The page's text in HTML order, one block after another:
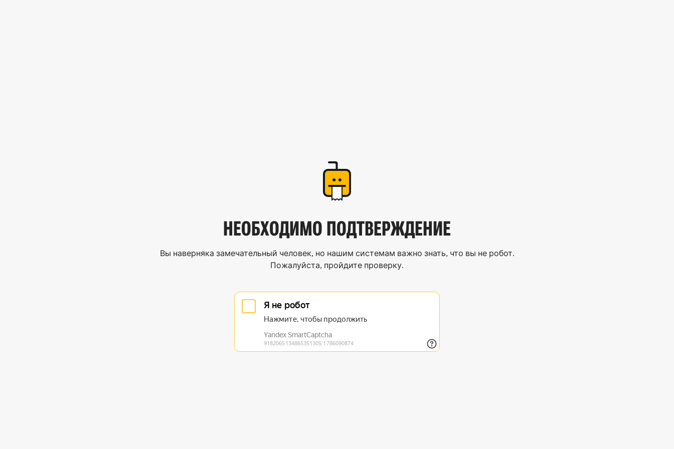
НЕОБХОДИМО ПОДТВЕРЖДЕНИЕ
Вы наверняка замечательный человек, но нашим системам важно знать, что вы не робот.
Пожалуйста, пройдите проверку.